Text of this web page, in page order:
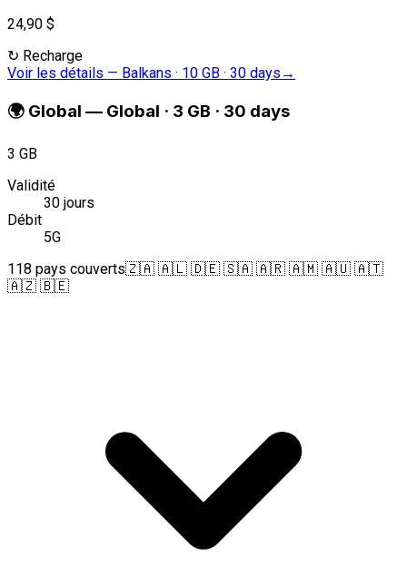
24,90 $
↻ Recharge
Voir les détails — Balkans · 10 GB · 30 days →
🌍 Global — Global · 3 GB · 30 days
3 GB
Validité
30 jours
Débit
5G
118 pays couverts🇿🇦 🇦🇱 🇩🇪 🇸🇦 🇦🇷 🇦🇲 🇦🇺 🇦🇹
🇦🇿 🇧🇪